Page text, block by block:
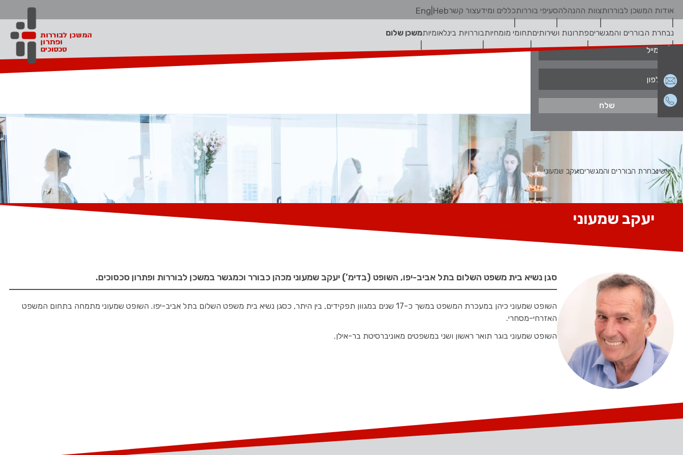
אודות המשכן לבוררותצוות ההנהלהסעיפי בוררותכללים ומידעצור קשרHeb
Eng
נבחרת הבוררים והמגשריםפתרונות ושירותיםתחומי מומחיותבוררויות בינלאומיותמשכן שלום צור קשר
ראשינבחרת הבוררים והמגשריםיעקב שמעוני
יעקב שמעוני
סגן נשיא בית משפט השלום בתל אביב-יפו, השופט (בדימ’) יעקב שמעוני מכהן כבורר וכמגשר במשכן לבוררות ופתרון סכסוכים.
השופט שמעוני כיהן במעכרת המשפט במשך כ-17 שנים במגוון תפקידים, בין היתר, כסגן נשיא בית משפט השלום בתל אביב-יפו. השופט שמעוני מתמחה בתחום המשפט
האזרחי-מסחרי.
השופט שמעוני בוגר תואר ראשון ושני במשפטים מאוניברסיטת בר-אילן.